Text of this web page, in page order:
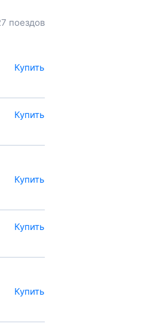
поездов
Купить
Купить
Купить
Купить
Купить